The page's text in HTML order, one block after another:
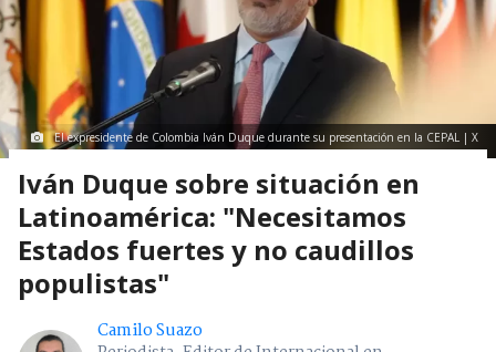
El expresidente de Colombia Iván Duque durante su presentación en la CEPAL | X
Iván Duque sobre situación en
Latinoamérica: "Necesitamos
Estados fuertes y no caudillos
populistas"
Camilo Suazo